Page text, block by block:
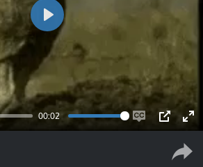
00:02
EnablePIP
Play